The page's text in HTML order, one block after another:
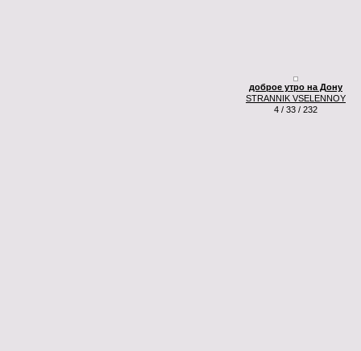
доброе утро на Дону
STRANNIK VSELENNOY
4 / 33 / 232